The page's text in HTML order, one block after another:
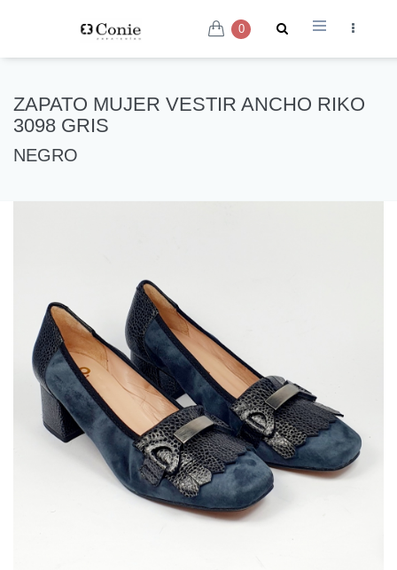
0
ZAPATO MUJER VESTIR ANCHO RIKO
3098 GRIS
NEGRO